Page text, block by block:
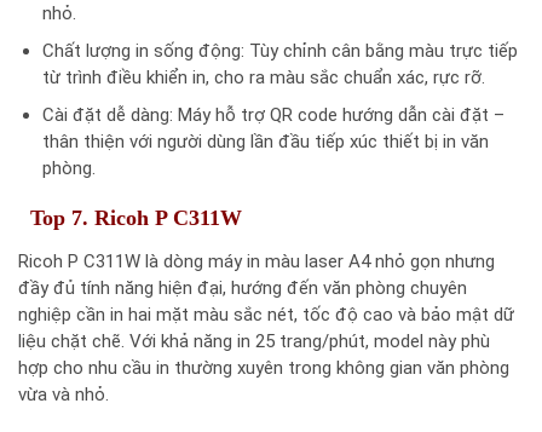
nhỏ.
Chất lượng in sống động: Tùy chỉnh cân bằng màu trực tiếp
từ trình điều khiển in, cho ra màu sắc chuẩn xác, rực rỡ.
Cài đặt dễ dàng: Máy hỗ trợ QR code hướng dẫn cài đặt –
thân thiện với người dùng lần đầu tiếp xúc thiết bị in văn
phòng.
Top 7. Ricoh P C311W
Ricoh P C311W là dòng máy in màu laser A4 nhỏ gọn nhưng
đầy đủ tính năng hiện đại, hướng đến văn phòng chuyên
nghiệp cần in hai mặt màu sắc nét, tốc độ cao và bảo mật dữ
liệu chặt chẽ. Với khả năng in 25 trang/phút, model này phù
hợp cho nhu cầu in thường xuyên trong không gian văn phòng
vừa và nhỏ.